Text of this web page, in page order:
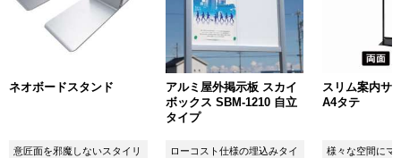
ネオボードスタンド
意匠面を邪魔しないスタイリ
アルミ屋外掲示板 スカイ
ボックス SBM-1210 自立
タイプ
ローコスト仕様の埋込みタイ
スリム案内サ
A4タテ
様々な空間にマ